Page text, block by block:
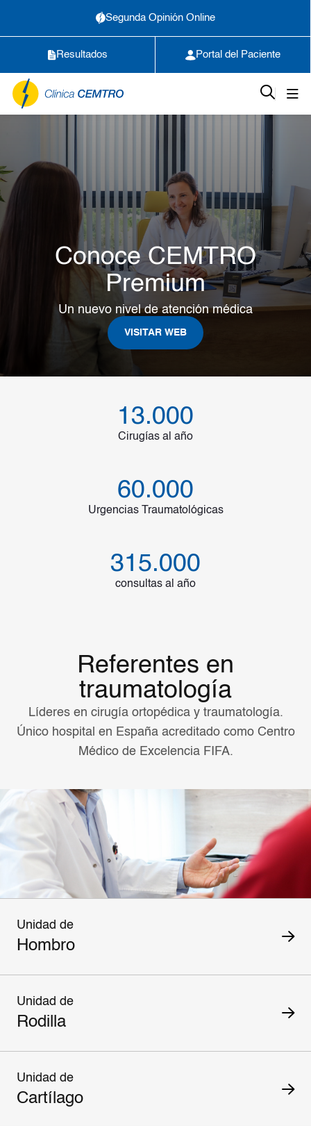
Segunda Opinión Online
Resultados Portal del Paciente
Conoce CEMTRO
Premium
Un nuevo nivel de atención médica
VISITAR WEB
13.000
Cirugías al año
60.000
Urgencias Traumatológicas
315.000
consultas al año
Referentes en
traumatología
Líderes en cirugía ortopédica y traumatología.
Único hospital en España acreditado como Centro
Médico de Excelencia FIFA.
Unidad de
Hombro
Unidad de
Rodilla
Unidad de
Cartílago